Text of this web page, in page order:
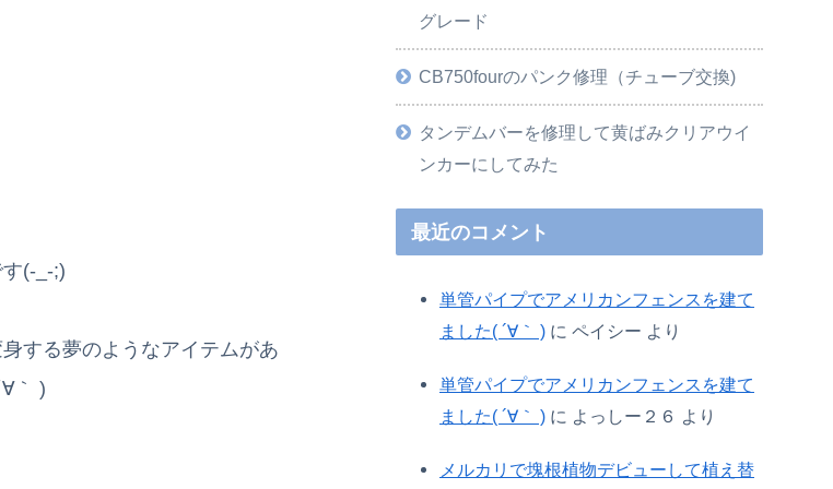
(-_-;)
する夢のようなアイテムがあ
｀ )
グレード
CB750fourのパンク修理（チューブ交換)
タンデムバーを修理して黄ばみクリアウイ
ンカーにしてみた
最近のコメント
単管パイプでアメリカンフェンスを建て
ました( ´∀｀ ) に ペイシー より
単管パイプでアメリカンフェンスを建て
ました( ´∀｀ ) に よっしー２６ より
メルカリで塊根植物デビューして植え替